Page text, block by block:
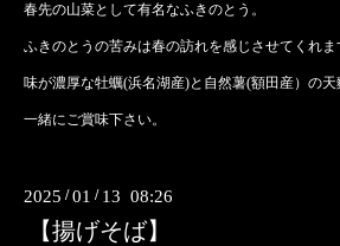
春先の山菜として有名なふきのとう。
ふきのとうの苦みは春の訪れを感じさせてくれま
味が濃厚な牡蠣(浜名湖産)と自然薯(額田産）の天
一緒にご賞味下さい。
2025 /01 / 13 08:26
【揚げそば】